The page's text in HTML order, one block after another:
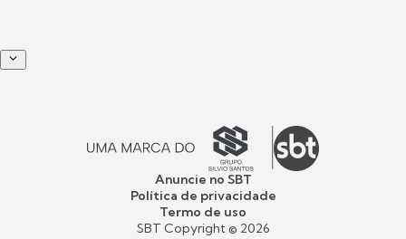
Anuncie no SBT
Política de privacidade
Termo de uso
SBT Copyright © 2026